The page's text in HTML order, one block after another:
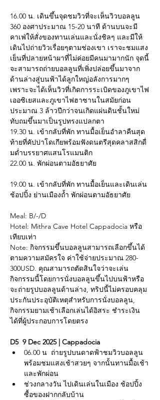
16.00 น. เดินขึ้นจุดชมวิวที่จะเห็นวิวบอลลูน
360 องศาประมาณ 15-20 นาที ด้านบนจะมี
คาเฟ่ให้สั่งของทานเล่นและนั่งชิลๆ และมีให้
เดินไปถ่ายวิวเรื่อยๆตามช่องเขา เราจะชมแสง
เย็นที่ปลายหน้าผาที่ไม่ค่อยมีคนมามากนัก จุดนี้
จะสามารถถ่ายบอลลูนที่เพิ่งปล่อยขึ้นมาจาก
ด้านล่างสู่บนฟ้าได้ลูกใหญ่อลังการมากๆ
เพราะจะได้เห็นวิวที่เกิดการระเบิดของภูเขาไฟ
เออซิเยสและภูเขาไฟฮาซานในสมัยก่อน
ประมาณ 3 ล้าวปีกว่าจนเกิดแผ่นดินชั้นใหม่
ทับถมขึ้นมาเป็นรูปทรงแปลกตา
19.30 น. เข้ากลับที่พัก ทานมื้อเย็นอำลาคืนสุด
ท้ายที่คัปปาโดเกียพร้อมฟังดนตรีสุดคลาสสิกดื่
มด่ำบรรยาศแสนโรแมนติก
22.00 น. พักผ่อนตามอัธยาศัย
19.00 น. เข้ากลับที่พัก ทานมื้อเย็นและเดินเล่น
ช้อปปิ้ง ย่านเมืองถ้ำ พักผ่อนตามอัธยาศัย
Meal: B/-/D
Hotel: Mithra Cave Hotel Cappadocia หรือ
เทียบเท่า
Note: กิจกรรมขึ้นบอลลูนสามารถเลือกขึ้นได้
ตามความสมัครใจ ค่าใช้จ่ายประมาณ 280-
300USD. คุณสามารถตัดสินใจว่าจะเล่น
กิจกรรมนี้โดยการนั่งบอลลูนขึ้นไปบนฟ้าหรือ
จะถ่ายรูปบอลลูนด้านล่าง, ทริปนี้ไม่ครอบคลุม
ประกันประอุบัติเหตุสำหรับการนั่งบอลลูน,
กิจกรรมยามเช้าเลือกเล่นได้อิสระ ชำระเงิน
ได้ที่ผู้ประกอบการโดยตรง
D5  9 Dec 2025 | Cappadocia
06.00 น  ถ่ายรูปบนดาดฟ้าชมวิวบอลลูน
พร้อมชมแสงเช้าสวยๆ จากนั้นทานมื้อเช้า
และพักผ่อน
ช่วงกลางวัน ไปเดินเล่นในเมือง ช้อปปิ้ง
ซื้อของฝากกลับบ้าน